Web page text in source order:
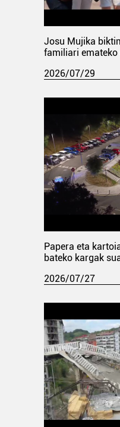
Josu Mujika
familiari emateko
2026/07/29
Papera eta
bateko kargak
2026/07/27